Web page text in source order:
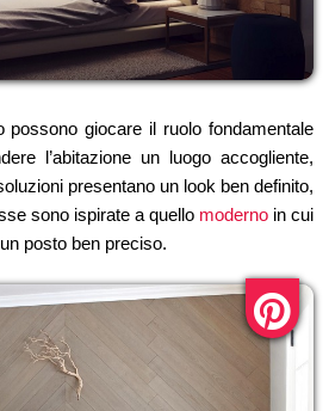
possono giocare il ruolo fondamentale
l’abitazione un luogo accogliente,
presentano un look ben definito,
sono ispirate a quello moderno in cui
posto ben preciso.